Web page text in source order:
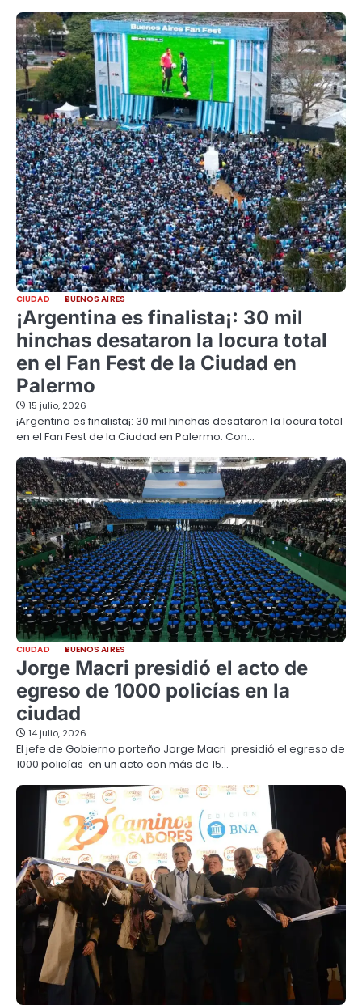
CIUDAD BUENOS AIRES
¡Argentina es finalista¡: 30 mil
hinchas desataron la locura total
en el Fan Fest de la Ciudad en
Palermo
15 julio, 2026
¡Argentina es finalista¡: 30 mil hinchas desataron la locura total
en el Fan Fest de la Ciudad en Palermo. Con…
CIUDAD BUENOS AIRES
Jorge Macri presidió el acto de
egreso de 1000 policías en la
ciudad
14 julio, 2026
El jefe de Gobierno porteño Jorge Macri presidió el egreso de
1000 policías en un acto con más de 15…